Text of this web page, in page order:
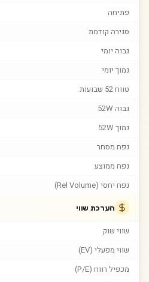
פתיחה
סגירה קודמת
גבוה יומי
נמוך יומי
טווח 52 שבועות
גבוה 52W
נמוך 52W
נפח מסחר
נפח ממוצע
נפח יחסי (Rel Volume)
הערכת שווי
שווי שוק
שווי מפעלי (EV)
מכפיל רווח (P/E)